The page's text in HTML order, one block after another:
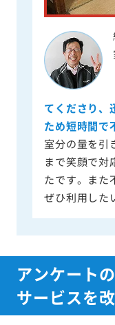
てくださり、
ため短時間で
室分の量を引
まで笑顔で対
たです。また
ぜひ利用した
アンケート
サービスを